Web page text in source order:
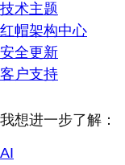
技术主题
红帽架构中心
安全更新
客户支持
我想进一步了解：
AI